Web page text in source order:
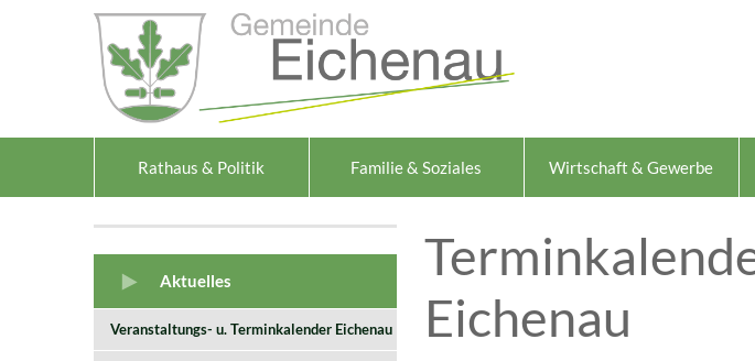
zur Navigationoder zur Startseite springen.
Rathaus & Politik Familie & Soziales Wirtschaft & Gewerbe
Aktuelles
Veranstaltungs- u. Terminkalender Eichenau
Eichenau